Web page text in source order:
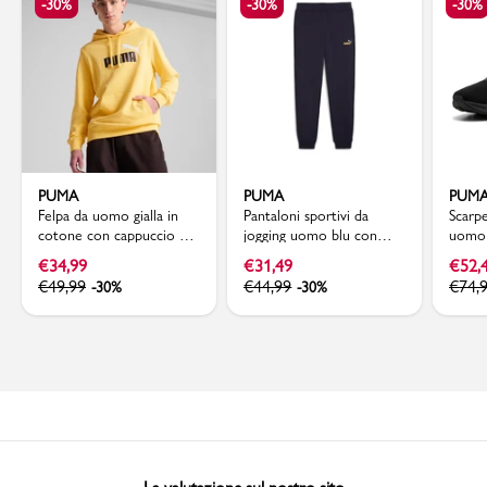
-30%
PUMA
Felpa da uomo gialla in
cotone con cappuccio e
logo a contrasto Puma
€34,99
€49,99 -30%
-30%
PUMA
Pantaloni sportivi da
jogging uomo blu con
logo Puma
€31,49
€44,99 -30%
-30%
€
€